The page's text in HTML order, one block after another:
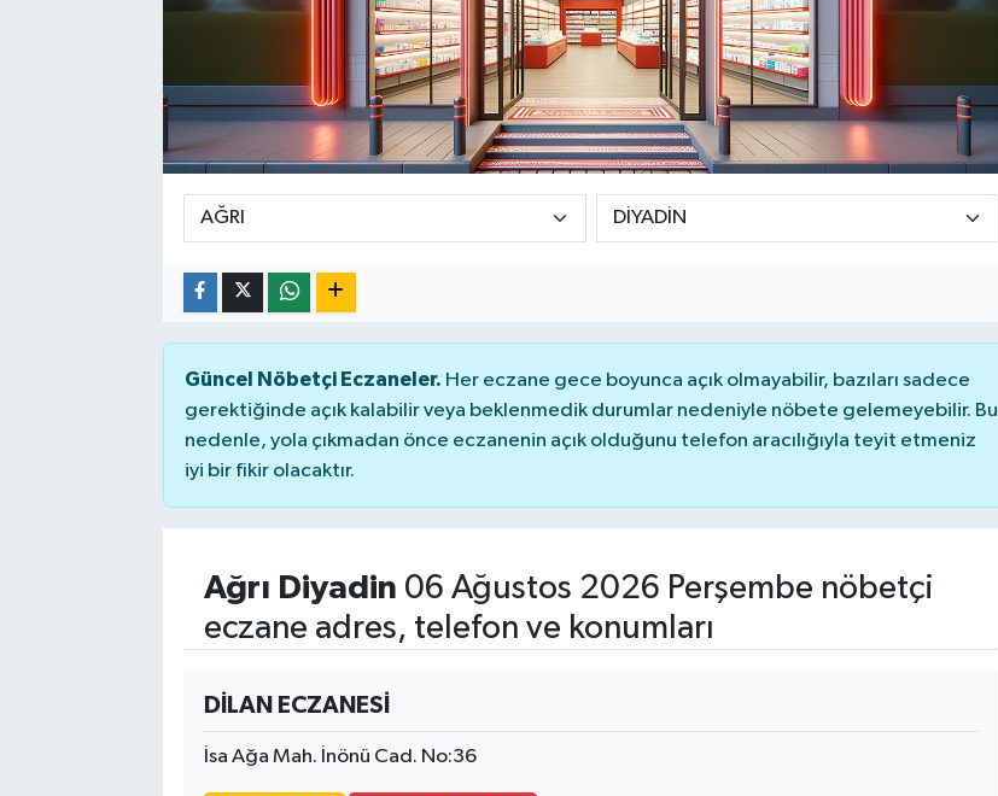
Güncel Nöbetçi Eczaneler. Her eczane gece boyunca açık olmayabilir, bazıları sadece
gerektiğinde açık kalabilir veya beklenmedik durumlar nedeniyle nöbete gelemeyebilir. Bu
nedenle, yola çıkmadan önce eczanenin açık olduğunu telefon aracılığıyla teyit etmeniz
iyi bir fikir olacaktır.
Ağrı Diyadin 06 Ağustos 2026 Perşembe nöbetçi
eczane adres, telefon ve konumları
DİLAN ECZANESİ
İsa Ağa Mah. İnönü Cad. No:36
Tarih - Kültür - Sanat - Turizm